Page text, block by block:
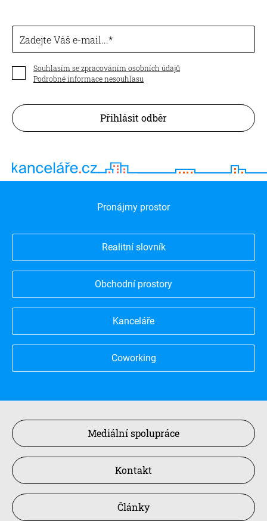
Zadejte Váš e-mail...
Souhlasím se zpracováním osobních údajů
Podrobné informace nesouhlasu
Přihlásit odběr
Pronájmy prostor
Realitní slovník
Obchodní prostory
Kanceláře
Coworking
Mediální spolupráce
Kontakt
Články